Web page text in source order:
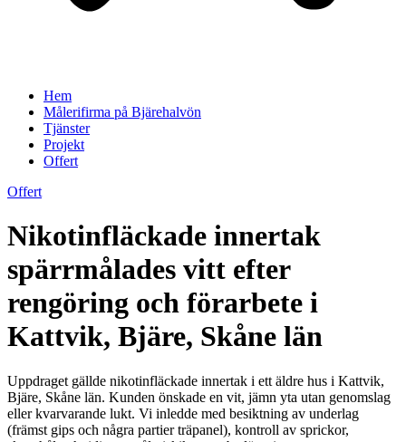
Hem
Målerifirma på Bjärehalvön
Tjänster
Projekt
Offert
Offert
Nikotinfläckade innertak
spärrmålades vitt efter
rengöring och förarbete i
Kattvik, Bjäre, Skåne län
Uppdraget gällde nikotinfläckade innertak i ett äldre hus i Kattvik,
Bjäre, Skåne län. Kunden önskade en vit, jämn yta utan genomslag
eller kvarvarande lukt. Vi inledde med besiktning av underlag
(främst gips och några partier träpanel), kontroll av sprickor,